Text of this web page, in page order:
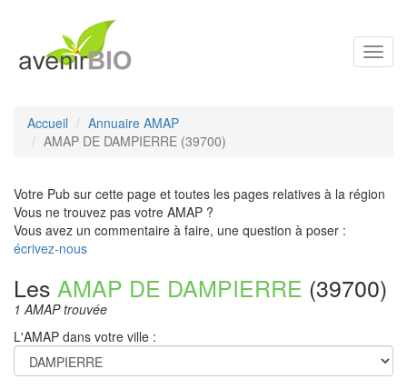
Accueil
Annuaire AMAP
AMAP DE DAMPIERRE (39700)
Votre Pub sur cette page et toutes les pages relatives à la région
Vous ne trouvez pas votre AMAP ?
Vous avez un commentaire à faire, une question à poser :
écrivez-nous
Les AMAP DE DAMPIERRE (39700)
1 AMAP trouvée
L'AMAP dans votre ville :